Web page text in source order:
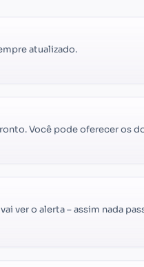
atualizado.
Você pode oferecer os
ver o alerta – assim nada